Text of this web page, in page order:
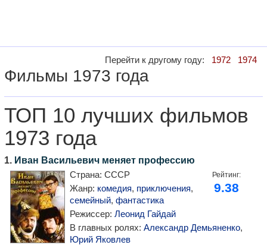
Перейти к другому году: 1972 1974
Фильмы 1973 года
ТОП 10 лучших фильмов
1973 года
1. Иван Васильевич меняет профессию
Рейтинг:
9.38
Страна: СССР
Жанр: комедия, приключения,
семейный, фантастика
Режиссер: Леонид Гайдай
В главных ролях: Александр Демьяненко,
Юрий Яковлев